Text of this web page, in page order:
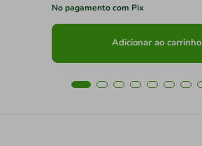
No pagamento com Pix
Adicionar ao carrinho